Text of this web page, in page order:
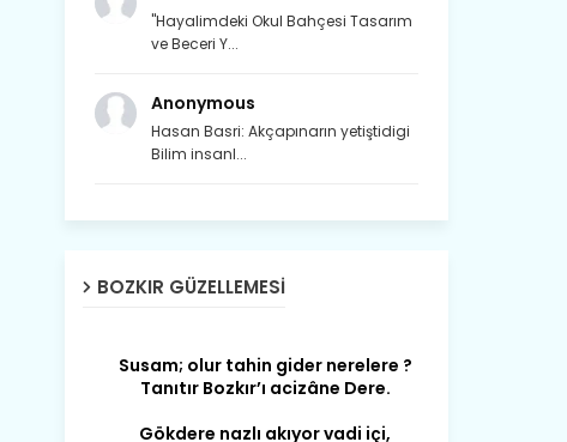
"Hayalimdeki Okul Bahçesi Tasarım
ve Beceri Y...
Anonymous
Hasan Basri: Akçapınarın yetiştidigi
Bilim insanl...
BOZKIR GÜZELLEMESI
Çat değişti, şimdi gülüyor Çağlayan.
Gökdere nazlı akıyor vadi içi,